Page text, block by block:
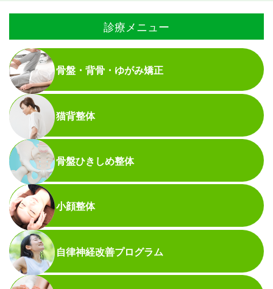
診療メニュー
骨盤・背骨・ゆがみ矯正
猫背整体
骨盤ひきしめ整体
小顔整体
自律神経改善プログラム